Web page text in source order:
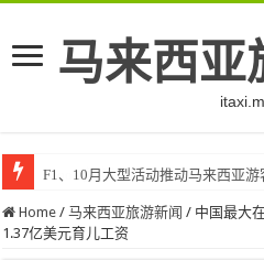
马来西亚
F1、10月大型活动推动马来西亚游
Klook客路将印度和中东创作者聚
Home / 马来西亚旅游新闻 / 中国最大
1.37亿美元育儿工资